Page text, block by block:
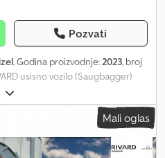
Pozvati
, Godina proizvodnje:2023, broj
usisno vozilo (Saugbagger)
!! RIVARD industrijska turbina
Zapremina rezervoara 10,5 m³
pogon Dsdpfx Ajkl N R Asp Hswa
zaštita od pada
putanje vožnje
Mali oglas